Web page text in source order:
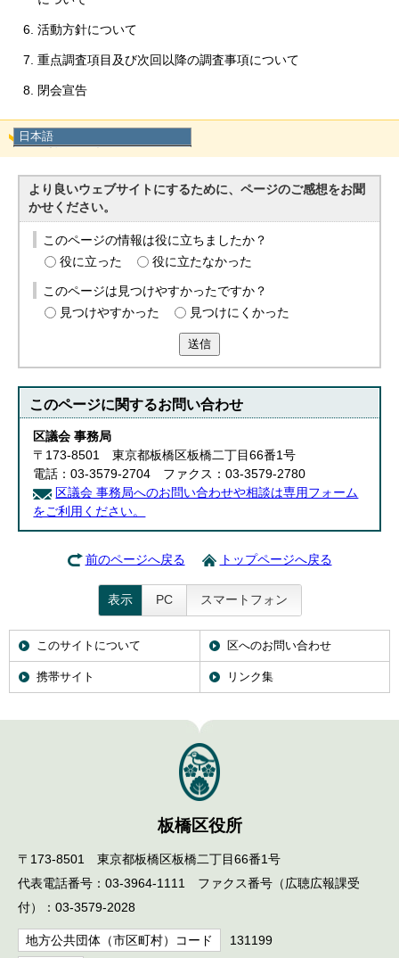
日本語
日本語
한국어
简体中文
繁體中文
活動方針について
重点調査項目及び次回以降の調査事項について
閉会宣告
添付ファイル
より良いウェブサイトにするために、ページのご感想をお聞
かせください。
このページの情報は役に立ちましたか？
役に立った
役に立たなかった
このページは見つけやすかったですか？
見つけやすかった
見つけにくかった
送信
このページに関するお問い合わせ
区議会 事務局
〒173-8501 東京都板橋区板橋二丁目66番1号
電話：03-3579-2704 ファクス：03-3579-2780
区議会 事務局へのお問い合わせや相談は専用フォーム
をご利用ください。
前のページへ戻る トップページへ戻る
表示 PC スマートフォン
このサイトについて 区へのお問い合わせ
携帯サイト リンク集
板橋区役所
〒173-8501 東京都板橋区板橋二丁目66番1号
代表電話番号：03-3964-1111 ファクス番号（広聴広報課受
付）：03-3579-2028
地方公共団体（市区町村）コード 131199